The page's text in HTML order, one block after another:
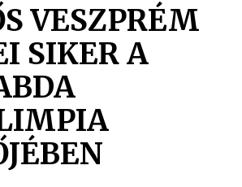
VESZPRÉM
SIKER A